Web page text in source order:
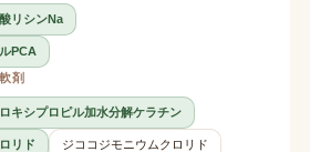
リシンNa
PCA
剤
キシプロピル加水分解ケラチン
リド
ジココジモニウムクロリド